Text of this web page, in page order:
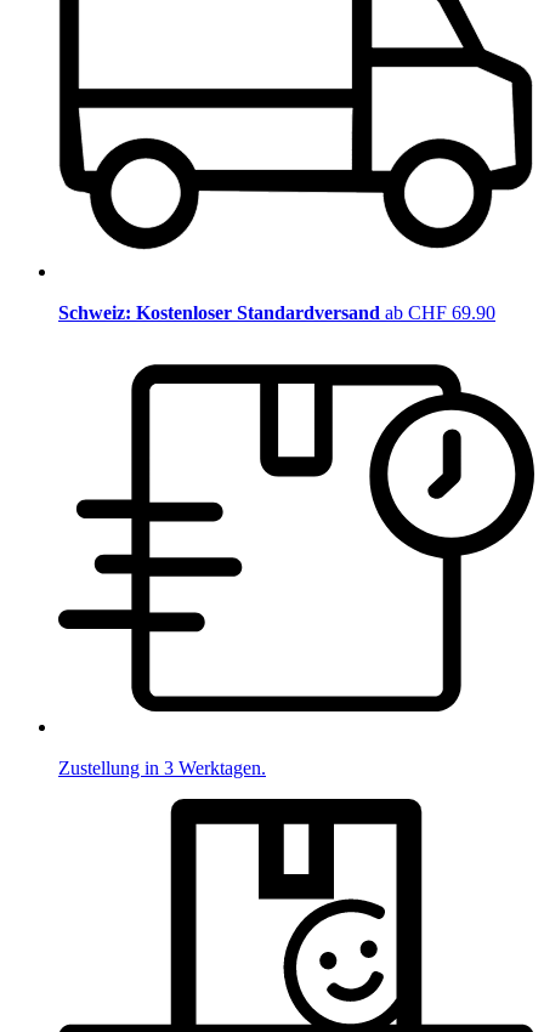
Schweiz: Kostenloser Standardversand ab CHF 69.90
Zustellung in 3 Werktagen.